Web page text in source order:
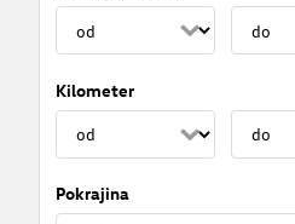
Kilometer
Pokrajina